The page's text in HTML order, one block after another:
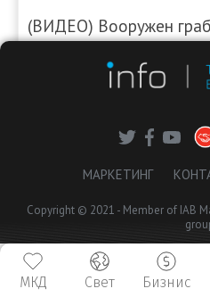
(ВИДЕО) Вооружен
пумпа во Кочани
12/07/
МКД Свет Бизнис
МАРКЕТИНГ
Copyright © 2021 - Member of IAB